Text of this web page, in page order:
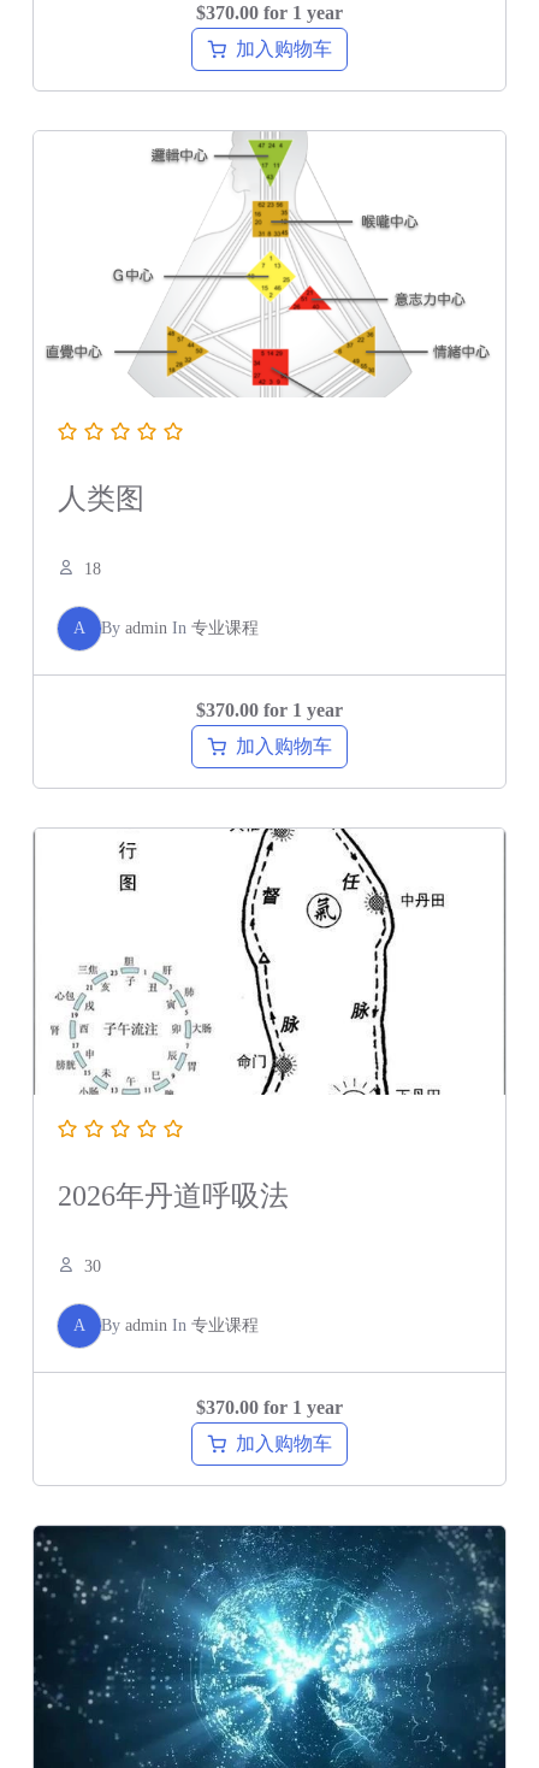
$370.00 for 1 year
加入购物车
人类图
18
A By adminIn 专业课程
$370.00 for 1 year
加入购物车
2026年丹道呼吸法
30
A By admin In 专业课程
$370.00 for 1 year
加入购物车